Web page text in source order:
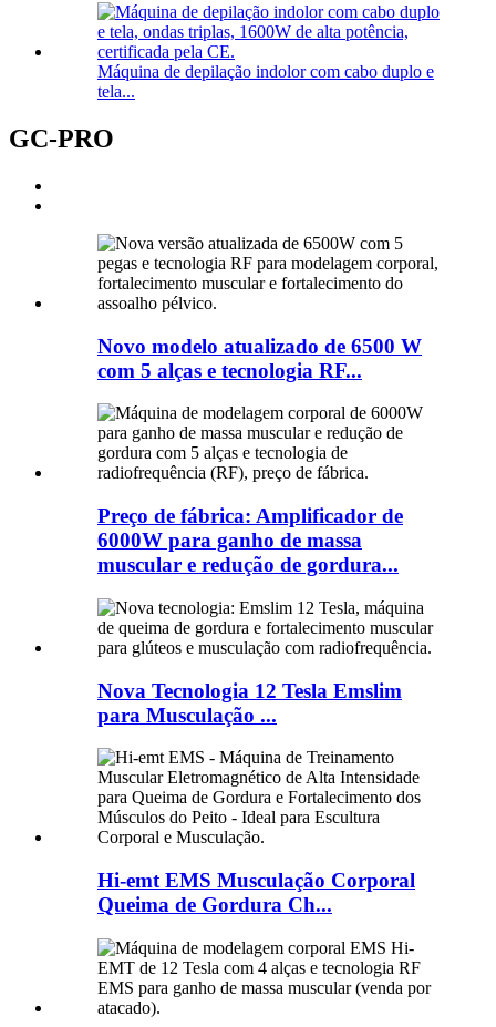
Máquina de depilação indolor com cabo duplo e
tela...
GC-PRO
Novo modelo atualizado de 6500 W
com 5 alças e tecnologia RF...
Preço de fábrica: Amplificador de
6000W para ganho de massa
muscular e redução de gordura...
Nova Tecnologia 12 Tesla Emslim
para Musculação ...
Hi-emt EMS Musculação Corporal
Queima de Gordura Ch...